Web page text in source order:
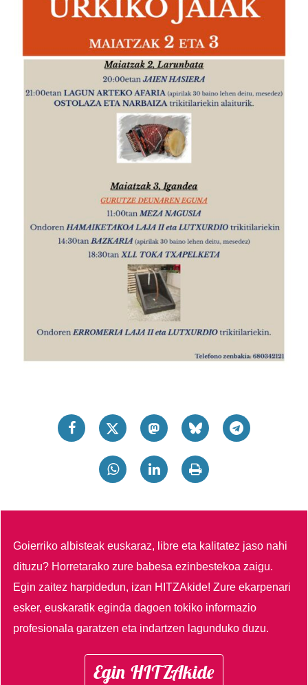
Goierriko albisteak euskaraz, libre eta kalitatez jaso nahi
dituzu? Horretarako zure babesa ezinbestekoa zaigu.
Egin zaitez harpidedun, izan HITZAkide!Zure ekarpenari
esker, euskaratik eginda dagoen tokiko informazio
profesionala garatzen eta indartzen lagunduko duzu.
Egin HITZAkide